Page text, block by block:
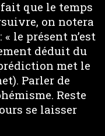
que le temps
on notera
le présent n’est
déduit du
met le
Parler de
Reste
se laisser